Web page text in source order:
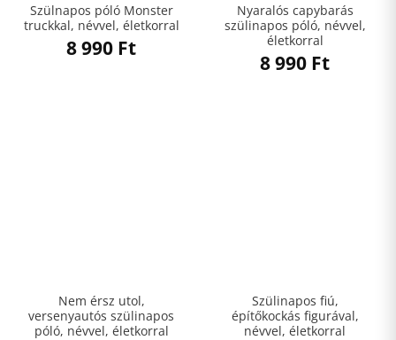
Szülnapos póló Monster
truckkal, névvel, életkorral
8 990 Ft
Nyaralós capybarás
szülinapos póló, névvel,
életkorral
8 990 Ft
Nem érsz utol,
versenyautós szülinapos
póló, névvel, életkorral
Szülinapos fiú,
építőkockás figurával,
névvel, életkorral